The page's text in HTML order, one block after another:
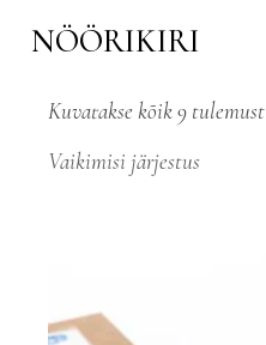
NÖÖRIKIRI
Kuvatakse kõik 9 tulemust
Vaikimisi järjestus